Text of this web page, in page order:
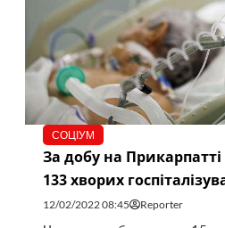
СОЦІУМ
За добу на
133 хворих
12/02/2022 08:45 Reporter